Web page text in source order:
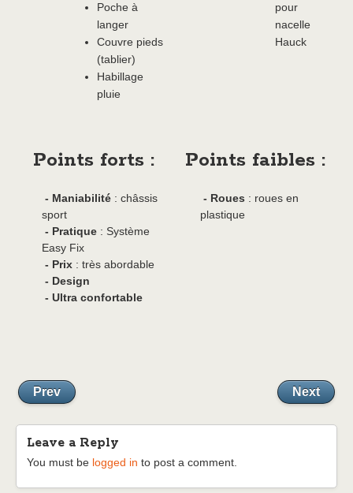
Poche à
langer
Couvre pieds
(tablier)
Habillage
pluie
pour
nacelle
Hauck
Points forts :
- Maniabilité : châssis
sport
- Pratique : Système
Easy Fix
- Prix : très abordable
- Design
- Ultra confortable
Points faibles :
- Roues : roues en
plastique
Prev Next
Leave a Reply
You must be logged in to post a comment.